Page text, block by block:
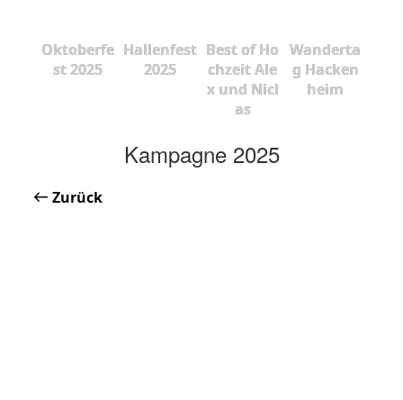
Oktoberfe
st 2025
Hallenfest
2025
Best of Ho
chzeit Ale
x und Nicl
as
Wanderta
g Hacken
heim
Kampagne 2025
Zurück